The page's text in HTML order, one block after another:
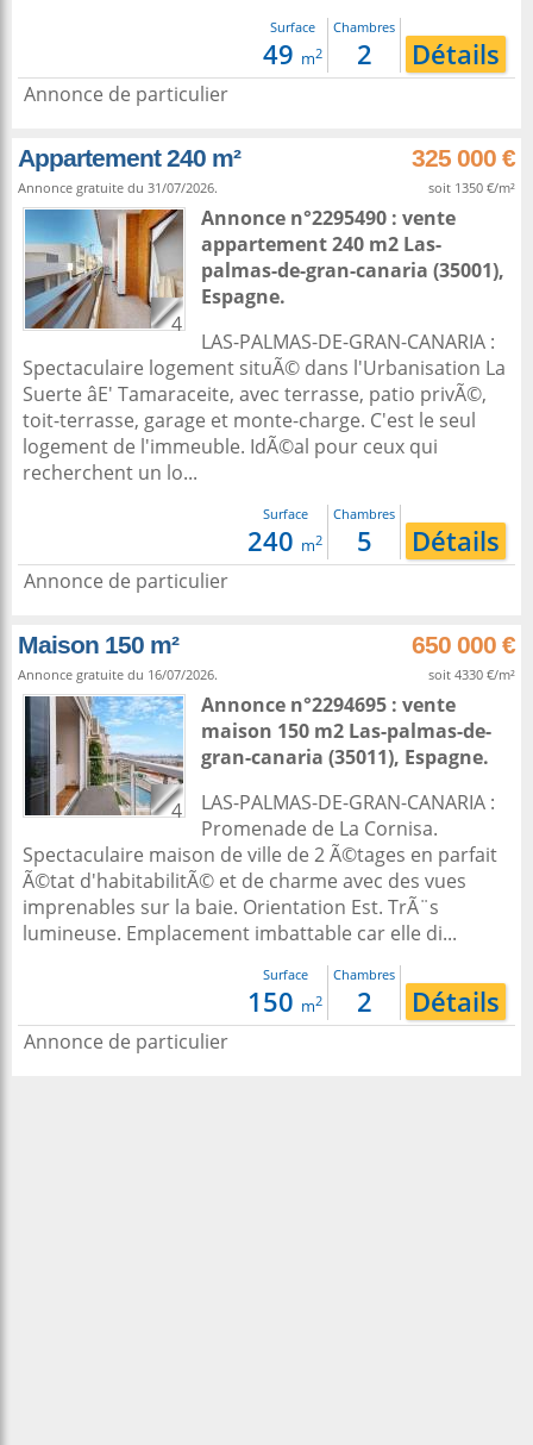
Surface
49 m2
Chambres
2 Détails
Annonce de particulier
Appartement 240 m² 325 000 €
Annonce gratuite du 31/07/2026. soit 1350 €/m²
4
Annonce n°2295490 : vente
appartement 240 m2 Las-
palmas-de-gran-canaria (35001),
Espagne.
LAS-PALMAS-DE-GRAN-CANARIA :
Spectaculaire logement situÃ© dans l'Urbanisation La
Suerte âE' Tamaraceite, avec terrasse, patio privÃ©,
toit-terrasse, garage et monte-charge. C'est le seul
logement de l'immeuble. IdÃ©al pour ceux qui
recherchent un lo...
Surface
240 m2
Chambres
5 Détails
Annonce de particulier
Maison 150 m² 650 000 €
Annonce gratuite du 16/07/2026. soit 4330 €/m²
4
Annonce n°2294695 : vente
maison 150 m2 Las-palmas-de-
gran-canaria (35011), Espagne.
LAS-PALMAS-DE-GRAN-CANARIA :
Promenade de La Cornisa.
Spectaculaire maison de ville de 2 Ã©tages en parfait
Ã©tat d'habitabilitÃ© et de charme avec des vues
imprenables sur la baie. Orientation Est. TrÃ¨s
lumineuse. Emplacement imbattable car elle di...
Surface
150 m2
Chambres
2 Détails
Annonce de particulier